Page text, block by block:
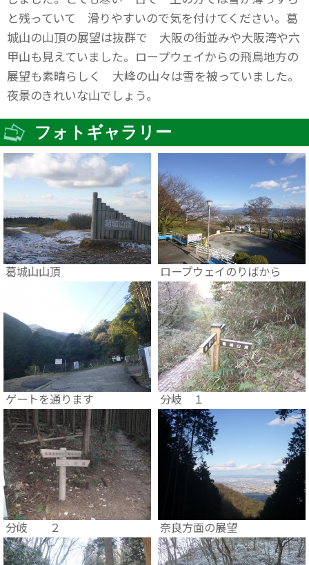
と残っていて 滑りやすいので気を付けてください。葛
城山の山頂の展望は抜群で 大阪の街並みや大阪湾や六
甲山も見えていました。ロープウェイからの飛鳥地方の
展望も素晴らしく 大峰の山々は雪を被っていました。
夜景のきれいな山でしょう。
フォトギャラリー
葛城山山頂 ロープウェイのりばから
ゲートを通ります 分岐 １
分岐 ２ 奈良方面の展望